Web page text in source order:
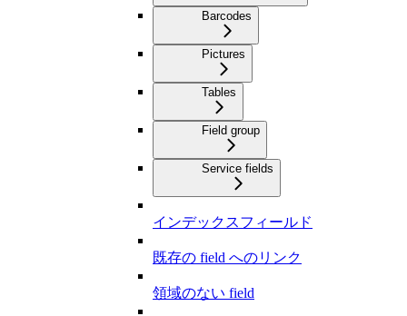
Barcodes
Pictures
Tables
Field group
Service fields
インデックスフィールド
既存の field へのリンク
領域のない field